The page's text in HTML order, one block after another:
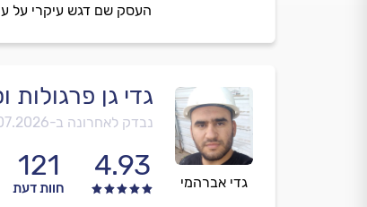
העסק שם דגש עיקרי על
גדי אברהמי
גדי גן פרגולות
נבדק לאחרונה ב-
4.93
121
חוות דעת